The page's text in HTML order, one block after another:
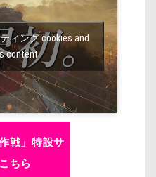
ィング cookies and
content
戦」特設サ
ちら